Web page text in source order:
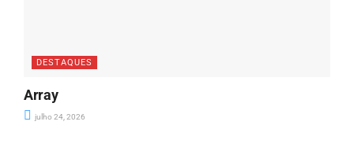
DESTAQUES
Array
julho 24, 2026